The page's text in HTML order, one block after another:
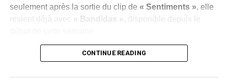
seulement après la sortie du clip de « Sentiments », elle
revient déjà avec « Bandidas »,
disponible depuis le
Cette succession de publications illustre la volonté du
musicale, de conquérir de nouveaux auditeurs et de
CONTINUE READING